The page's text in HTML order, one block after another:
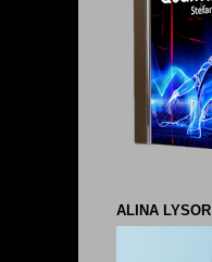
ALINA LYSOR